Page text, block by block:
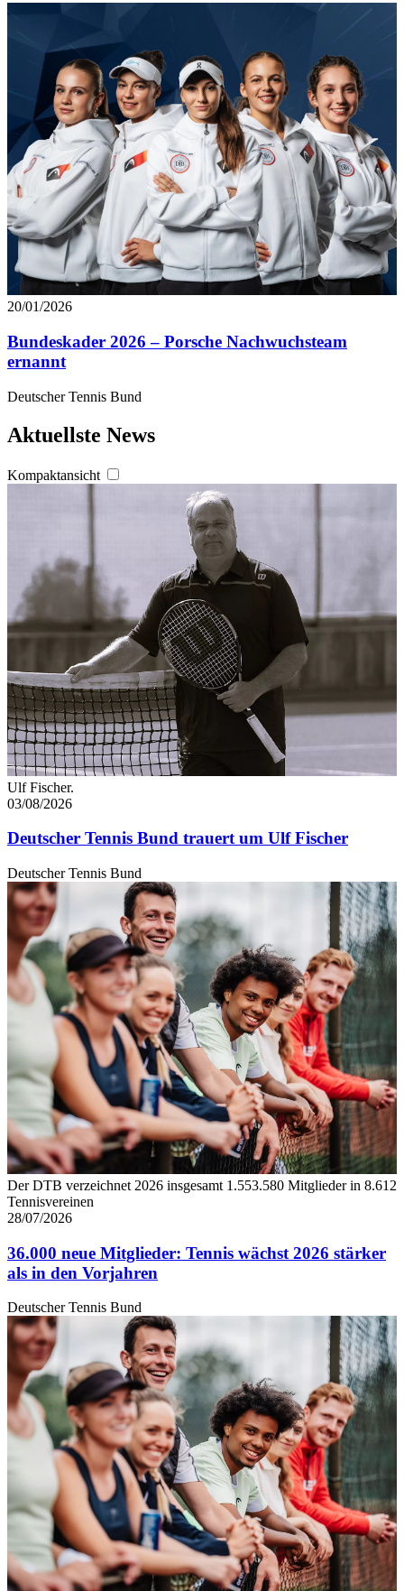
angepasst werden.
20/01/2026
Bundeskader 2026 – Porsche Nachwuchsteam
ernannt
Deutscher Tennis Bund
Aktuellste News
Kompaktansicht
Ulf Fischer.
03/08/2026
Deutscher Tennis Bund trauert um Ulf Fischer
Deutscher Tennis Bund
Der DTB verzeichnet 2026 insgesamt 1.553.580 Mitglieder in 8.612
Tennisvereinen
28/07/2026
36.000 neue Mitglieder: Tennis wächst 2026 stärker
als in den Vorjahren
Deutscher Tennis Bund